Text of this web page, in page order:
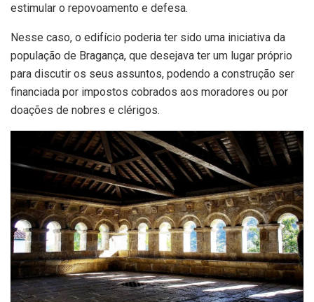
estimular o repovoamento e defesa.
Nesse caso, o edifício poderia ter sido uma iniciativa da
população de Bragança, que desejava ter um lugar próprio
para discutir os seus assuntos, podendo a construção ser
financiada por impostos cobrados aos moradores ou por
doações de nobres e clérigos.